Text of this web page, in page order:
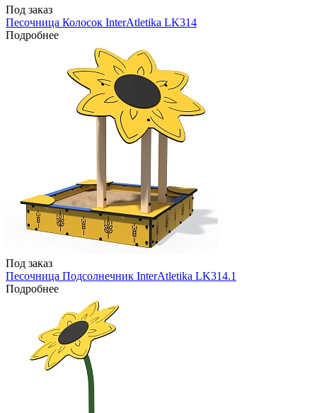
Под заказ
Песочница Колосок InterAtletika LK314
Подробнее
Под заказ
Песочница Подсолнечник InterAtletika LK314.1
Подробнее